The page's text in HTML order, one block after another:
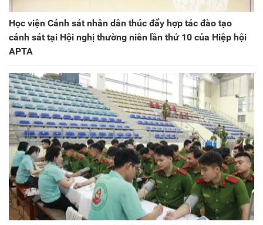
Học viện Cảnh sát nhân dân thúc đẩy hợp tác đào tạo
cảnh sát tại Hội nghị thường niên lần thứ 10 của Hiệp hội
APTA